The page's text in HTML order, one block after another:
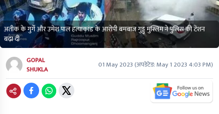
अतीक के गुर्गे और उमेश पाल हत्याकांड के आरोपी बमबाज गुड्डू मुस्लिम ने पुलिस की टेंशन
बढ़ा दी
GOPAL
SHUKLA
01 May 2023(अपडेटेड:May 1 2023 4:03 PM)